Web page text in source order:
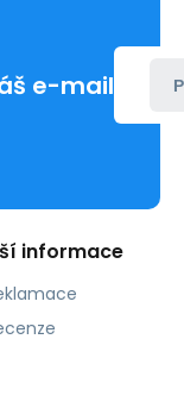
e-mail
informace